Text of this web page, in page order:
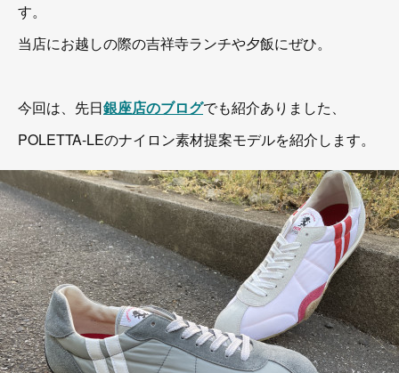
す。
当店にお越しの際の吉祥寺ランチや夕飯にぜひ。
今回は、先日銀座店のブログでも紹介ありました、
POLETTA-LEのナイロン素材提案モデルを紹介します。